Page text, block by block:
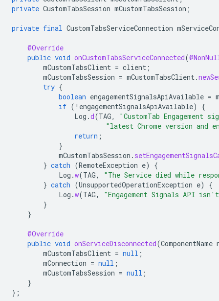
private CustomTabsSession mCustomTabsSession ;
private final CustomTabsServiceConnection
@Override
public void onCustomTabsServiceConnected(
mCustomTabsClient = client ;
mCustomTabsSession = mCustomTabsClient.
try {
boolean engagementSignalsApiAvailable =
if ( ! engagementSignalsApiAvailable)
{
Log .d(TAG,
"CustomTab
"latest Chrome version and
return ;
}
mCustomTabsSession .
} catch (RemoteException e)
{
Log .w(TAG,
"The Service died while
} catch (UnsupportedOperationException e)
{
Log .w(TAG,
"Engagement Signals API
}
}
@Override
public void onServiceDisconnected(ComponentName
mCustomTabsClient = null ;
mConnection = null ;
mCustomTabsSession = null ;
}
};